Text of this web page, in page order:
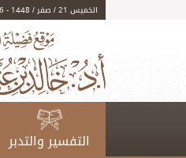
الخميس 21 / صفر / 1448 - 06 / أغسطس 2026
التفسير والتدبر